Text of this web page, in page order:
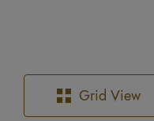
Grid View